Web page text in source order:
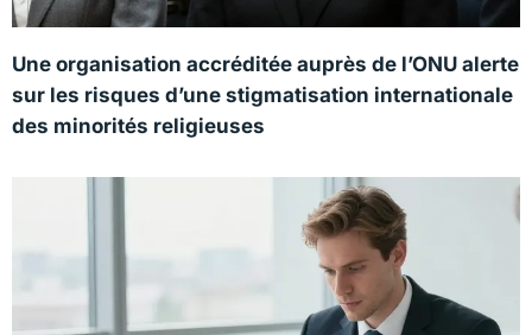
Une organisation accréditée auprès de l’ONU alerte
sur les risques d’une stigmatisation internationale
des minorités religieuses